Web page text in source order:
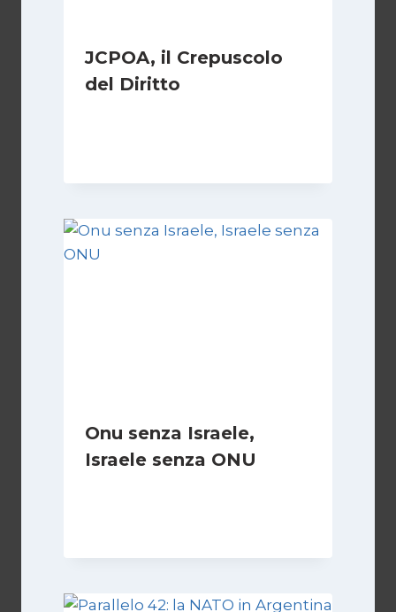
JCPOA, il Crepuscolo
del Diritto
Onu senza Israele,
Israele senza ONU